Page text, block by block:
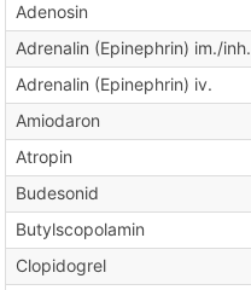
Adenosin
Adrenalin (Epinephrin) im./inh.
Adrenalin (Epinephrin) iv.
Amiodaron
Atropin
Budesonid
Butylscopolamin
Clopidogrel